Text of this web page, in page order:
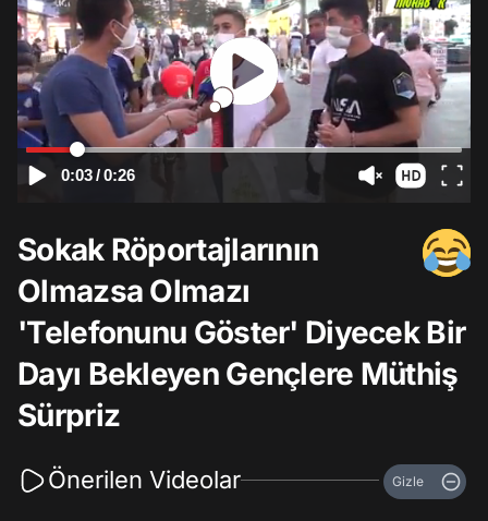
0:03/0:26
Sokak Röportajlarının
Olmazsa Olmazı
'Telefonunu Göster' Diyecek Bir
Dayı Bekleyen Gençlere Müthiş
Sürpriz
Önerilen Videolar Gizle